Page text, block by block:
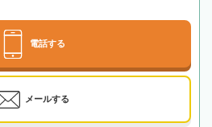
電話する
メールする